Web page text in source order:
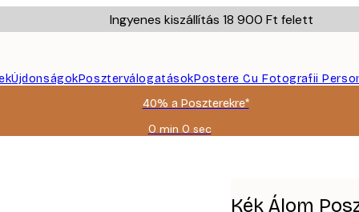
Ingyenes kiszállítás 18 900 Ft felett
ÚjdonságokPoszterválogatásokPostere Cu Fotografii
40% a Poszterekre*
0 min 0 sec
Érvényes:
Kék Álom